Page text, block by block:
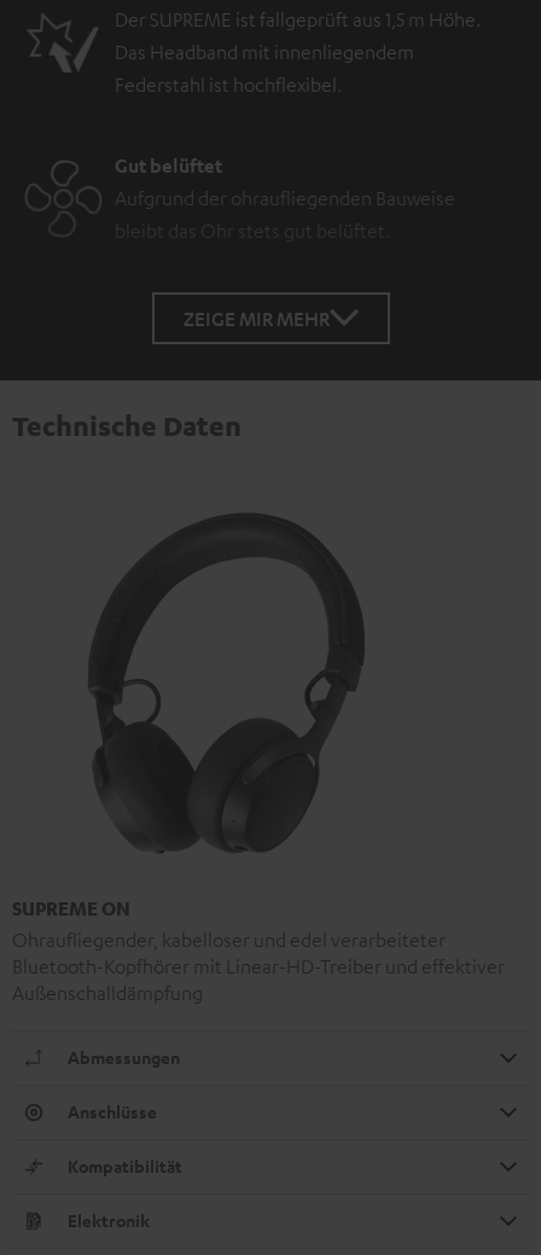
Der SUPREME ist fallgeprüft aus 1,5 m Höhe.
Das Headband mit innenliegendem
Federstahl ist hochflexibel.
Gut belüftet
Aufgrund der ohraufliegenden Bauweise
bleibt das Ohr stets gut belüftet.
ZEIGE MIR MEHR
Technische Daten
SUPREME ON
Ohraufliegender, kabelloser und edel verarbeiteter
Bluetooth-Kopfhörer mit Linear-HD-Treiber und effektiver
Außenschalldämpfung
Abmessungen
Anschlüsse
Kompatibilität
Elektronik